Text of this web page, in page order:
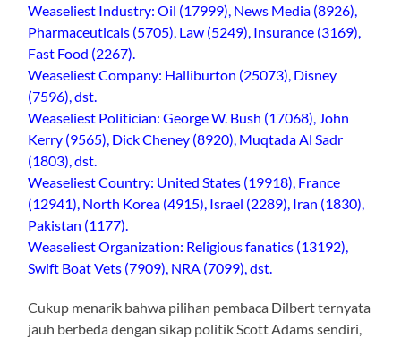
Weaseliest Industry: Oil (17999), News Media (8926),
Pharmaceuticals (5705), Law (5249), Insurance (3169),
Fast Food (2267).
Weaseliest Company: Halliburton (25073), Disney
(7596), dst.
Weaseliest Politician: George W. Bush (17068), John
Kerry (9565), Dick Cheney (8920), Muqtada Al Sadr
(1803), dst.
Weaseliest Country: United States (19918), France
(12941), North Korea (4915), Israel (2289), Iran (1830),
Pakistan (1177).
Weaseliest Organization: Religious fanatics (13192),
Swift Boat Vets (7909), NRA (7099), dst.
Cukup menarik bahwa pilihan pembaca Dilbert ternyata
jauh berbeda dengan sikap politik Scott Adams sendiri,